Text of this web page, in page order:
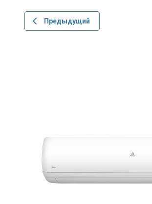
Предыдущий